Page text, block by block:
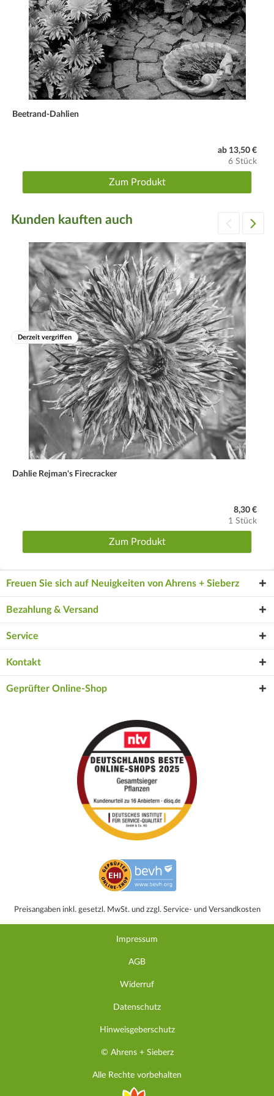
Beetrand-Dahlien
ab 13,50 €
6 Stück
Zum Produkt
Kunden kauften auch
Derzeit vergriffen
Dahlie Rejman's Firecracker
8,30 €
1 Stück
Zum Produkt
Freuen Sie sich auf Neuigkeiten von Ahrens + Sieberz
Bezahlung & Versand
Service
Kontakt
Geprüfter Online-Shop
Preisangaben inkl. gesetzl. MwSt. und zzgl. Service- und Versandkosten
Impressum
AGB
Widerruf
Datenschutz
Hinweisgeberschutz
© Ahrens + Sieberz
Alle Rechte vorbehalten